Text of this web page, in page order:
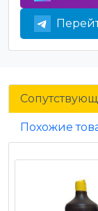
Похожие